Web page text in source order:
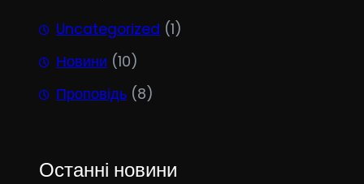
Uncategorized (1)
Новини (10)
Проповідь (8)
Останні новини